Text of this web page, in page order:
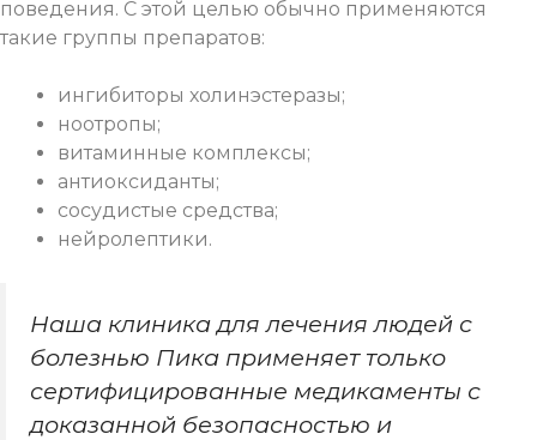
поведения. С этой целью обычно применяются
такие группы препаратов:
ингибиторы холинэстеразы;
ноотропы;
витаминные комплексы;
антиоксиданты;
сосудистые средства;
нейролептики.
Наша клиника для лечения людей с
болезнью Пика применяет только
сертифицированные медикаменты с
доказанной безопасностью и